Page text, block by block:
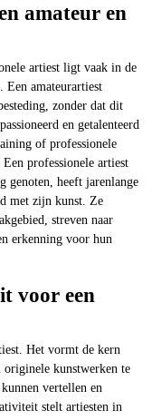
amateur en
artiest ligt vaak in de
Een amateurartiest
zonder dat dit
en getalenteerd
of professionele
professionele artiest
genoten, heeft jarenlange
met zijn kunst. Ze
streven naar
erkenning voor hun
voor een
Het vormt de kern
originele kunstwerken te
vertellen en
stelt artiesten in